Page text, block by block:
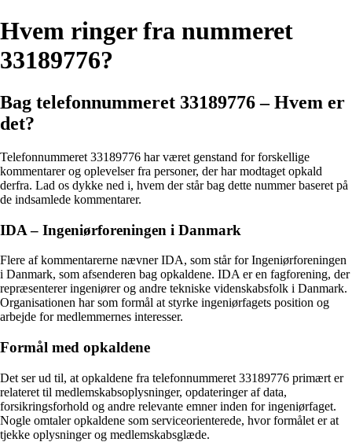
Hvem ringer fra nummeret
33189776?
Bag telefonnummeret 33189776 – Hvem er
det?
Telefonnummeret 33189776 har været genstand for forskellige
kommentarer og oplevelser fra personer, der har modtaget opkald
derfra. Lad os dykke ned i, hvem der står bag dette nummer baseret på
de indsamlede kommentarer.
IDA – Ingeniørforeningen i Danmark
Flere af kommentarerne nævner IDA, som står for Ingeniørforeningen
i Danmark, som afsenderen bag opkaldene. IDA er en fagforening, der
repræsenterer ingeniører og andre tekniske videnskabsfolk i Danmark.
Organisationen har som formål at styrke ingeniørfagets position og
arbejde for medlemmernes interesser.
Formål med opkaldene
Det ser ud til, at opkaldene fra telefonnummeret 33189776 primært er
relateret til medlemskabsoplysninger, opdateringer af data,
forsikringsforhold og andre relevante emner inden for ingeniørfaget.
Nogle omtaler opkaldene som serviceorienterede, hvor formålet er at
tjekke oplysninger og medlemskabsglæde.